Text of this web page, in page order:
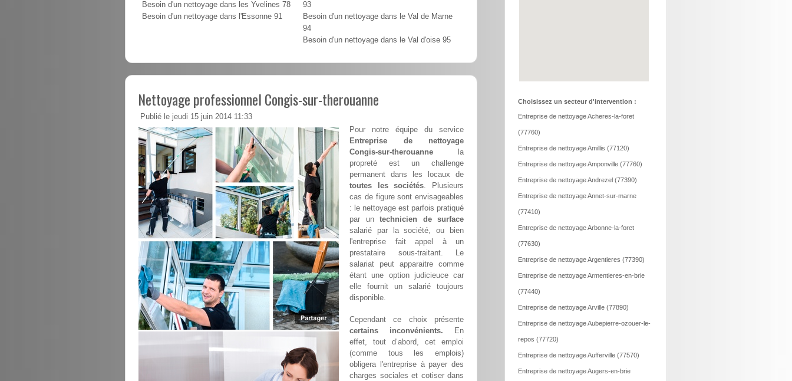
Besoin d'un nettoyage dans les Yvelines 78
Besoin d'un nettoyage dans l'Essonne 91
93
Besoin d'un nettoyage dans le Val de Marne
94
Besoin d'un nettoyage dans le Val d'oise 95
Nettoyage professionnel Congis-sur-therouanne
Publié le jeudi 15 juin 2014 11:33
Pour notre équipe du service
Entreprise de nettoyage
Congis-sur-therouanne la
propreté est un challenge
permanent dans les locaux de
toutes les sociétés. Plusieurs
cas de figure sont envisageables
: le nettoyage est parfois pratiqué
par un technicien de surface
salarié par la société, ou bien
l'entreprise fait appel à un
prestataire sous-traitant. Le
salariat peut apparaitre comme
étant une option judicieuce car
elle fournit un salarié toujours
disponible.
Cependant ce choix présente
certains inconvénients. En
effet, tout d‘abord, cet emploi
(comme tous les emplois)
obligera l'entreprise à payer des
charges sociales et cotiser dans
Choisissez un secteur d'intervention :
Entreprise de nettoyage Acheres-la-foret
(77760)
Entreprise de nettoyage Amillis (77120)
Entreprise de nettoyage Amponville (77760)
Entreprise de nettoyage Andrezel (77390)
Entreprise de nettoyage Annet-sur-marne
(77410)
Entreprise de nettoyage Arbonne-la-foret
(77630)
Entreprise de nettoyage Argentieres (77390)
Entreprise de nettoyage Armentieres-en-brie
(77440)
Entreprise de nettoyage Arville (77890)
Entreprise de nettoyage Aubepierre-ozouer-le-
repos (77720)
Entreprise de nettoyage Aufferville (77570)
Entreprise de nettoyage Augers-en-brie